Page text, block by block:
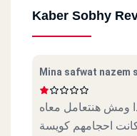
Kaber Sobhy
Mina safwat nazem
ومش هنتعامل معاه
كانت احجامهم كويسة